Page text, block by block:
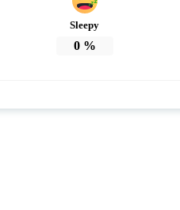
Sleepy
0%